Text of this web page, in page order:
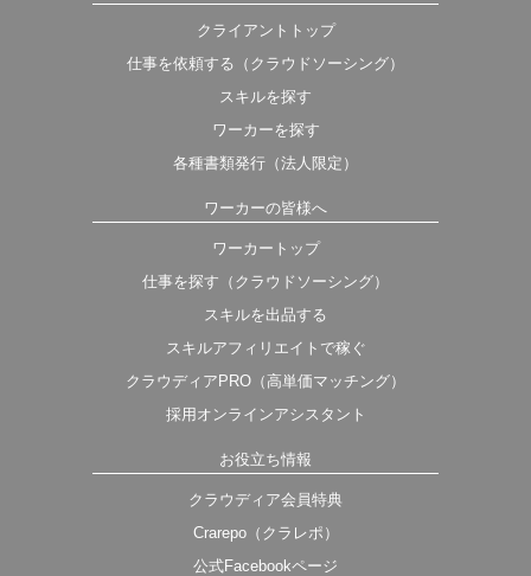
クライアントトップ
仕事を依頼する（クラウドソーシング）
スキルを探す
ワーカーを探す
各種書類発行（法人限定）
ワーカーの皆様へ
ワーカートップ
仕事を探す（クラウドソーシング）
スキルを出品する
スキルアフィリエイトで稼ぐ
クラウディアPRO（高単価マッチング）
採用オンラインアシスタント
お役立ち情報
クラウディア会員特典
Crarepo（クラレポ）
公式Facebookページ